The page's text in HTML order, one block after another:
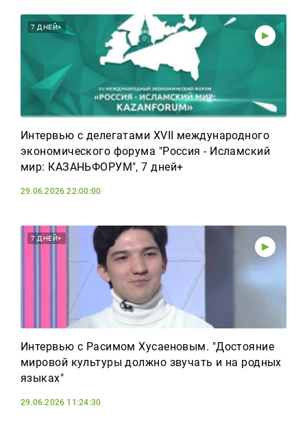
7 ДНЕЙ+
Интервью с делегатами XVII международного
экономического форума "Россия - Исламский
мир: КАЗАНЬФОРУМ", 7 дней+
29.06.2026 22:00:00
7 ДНЕЙ+
Интервью с Расимом Хусаеновым. "Достояние
мировой культуры должно звучать и на родных
языках"
29.06.2026 11:24:30